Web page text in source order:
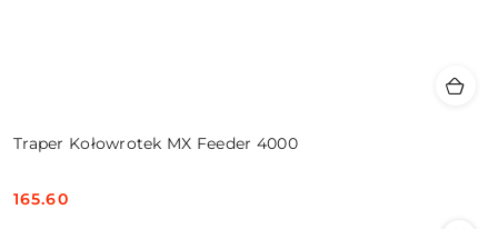
Traper Kołowrotek MX Feeder 4000
Cena:
165.60